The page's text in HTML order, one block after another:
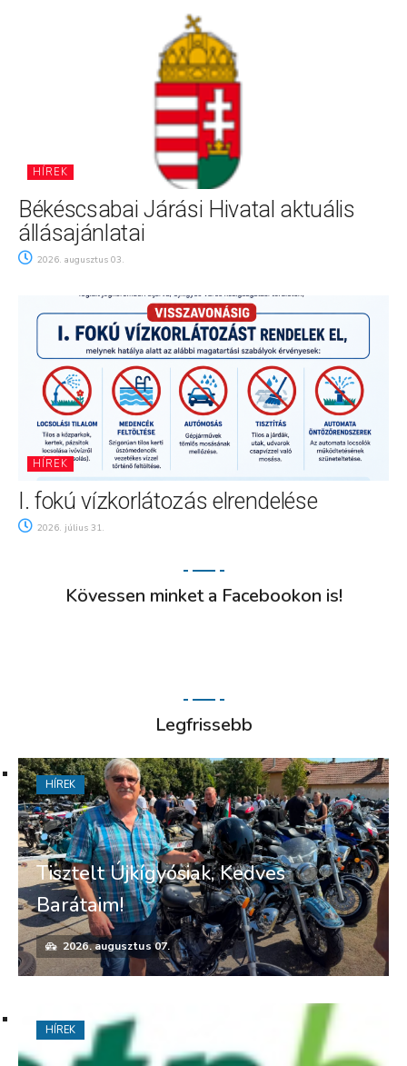
HÍREK
Békéscsabai Járási Hivatal aktuális
állásajánlatai
2026. augusztus 03.
HÍREK
I. fokú vízkorlátozás elrendelése
2026. július 31.
Kövessen minket a Facebookon is!
Legfrissebb
Tisztelt Újkígyósiak, Kedves
Barátaim!
2026. augusztus 07.
HÍREK
HÍREK